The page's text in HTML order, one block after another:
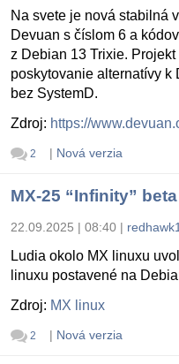
Na svete je nová stabilná
Devuan s číslom 6 a
z Debian 13 Trixie.
poskytovanie alternatívy
bez SystemD.
Zdroj: https://
2 | Nová verzia
MX-25 “Infinity”
22.09.2025 | 08:40 |
Ludia okolo MX linuxu
linuxu postavené na
Zdroj: MX linux
2 | Nová verzia